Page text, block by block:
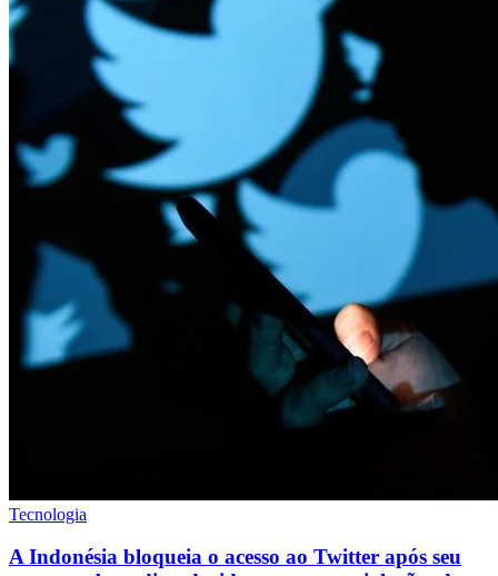
Tecnologia
A Indonésia bloqueia o acesso ao Twitter após seu